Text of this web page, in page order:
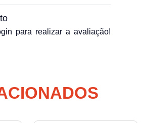
para realizar a avaliação!